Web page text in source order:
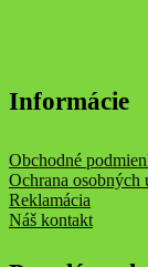
Informácie
Obchodné
Ochrana osobných
Reklamácia
Náš kontakt